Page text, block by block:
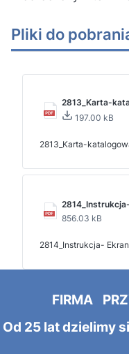
Pliki do
2813_Karta-
197.00 kB
2813_Karta-
856.03 kB
2814_Instrukcja-
FIRMA
Od 25 lat dzielimy